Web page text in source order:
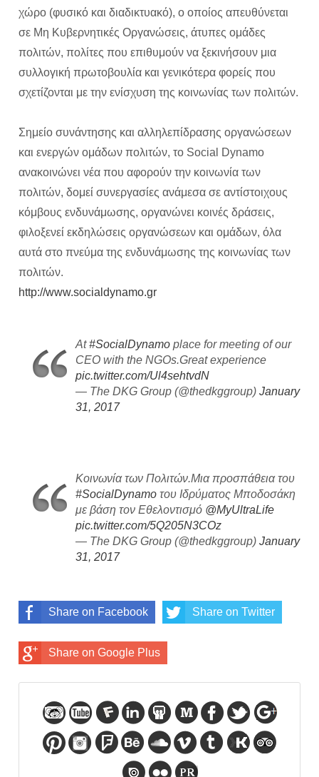
χώρο (φυσικό και διαδικτυακό), ο οποίος απευθύνεται
σε Μη Κυβερνητικές Οργανώσεις, άτυπες ομάδες
πολιτών, πολίτες που επιθυμούν να ξεκινήσουν μια
συλλογική πρωτοβουλία και γενικότερα φορείς που
σχετίζονται με την ενίσχυση της κοινωνίας των πολιτών.
Σημείο συνάντησης και αλληλεπίδρασης οργανώσεων
και ενεργών ομάδων πολιτών, το Social Dynamo
ανακοινώνει νέα που αφορούν την κοινωνία των
πολιτών, δομεί συνεργασίες ανάμεσα σε αντίστοιχους
κόμβους ενδυνάμωσης, οργανώνει κοινές δράσεις,
φιλοξενεί εκδηλώσεις οργανώσεων και ομάδων, όλα
αυτά στο πνεύμα της ενδυνάμωσης της κοινωνίας των
πολιτών.
http://www.socialdynamo.gr
At#SocialDynamo place for meeting of our
CEO with the NGOs.Great experience
pic.twitter.com/Ul4sehtvdN
— The DKG Group (@thedkggroup) January
31, 2017
Κοινωνία των Πολιτών.Μια προσπάθεια του
#SocialDynamo του Ιδρύματος Μποδοσάκη
με βάση τον Εθελοντισμό @MyUltraLife
pic.twitter.com/5Q205N3COz
— The DKG Group (@thedkggroup) January
31, 2017
Share on Facebook Share on Twitter
Share on Google Plus